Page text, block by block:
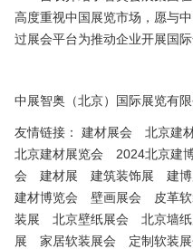
高度重视中国展览市场，愿与
过展会平台为推动企业开展国
中展智奥（北京）国际展览有限
友情链接： 建材展会 北京建
北京建材展览会
2024北京建
会
建材展 建筑装饰展 建
建材博览会
壁画展会 皮革
装展
北京壁纸展会 北京墙
展
家居软装展会 定制软装